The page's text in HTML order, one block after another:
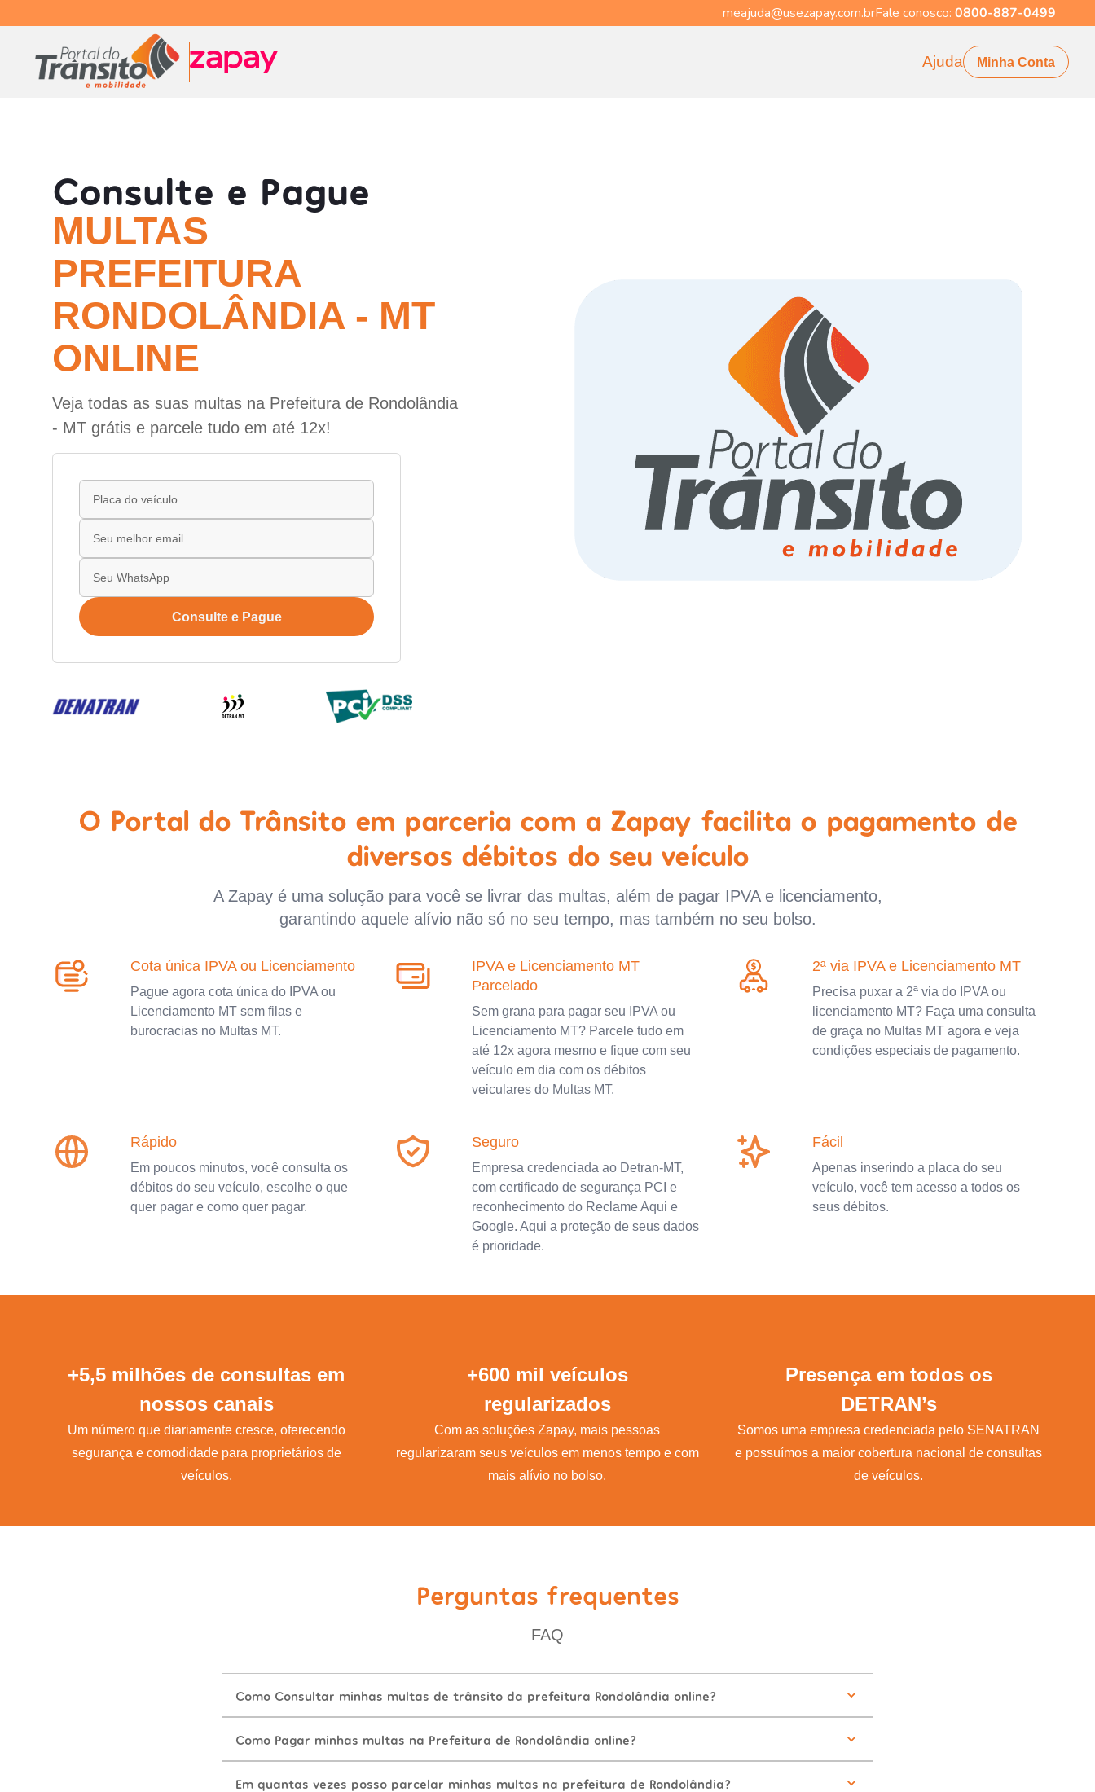
meajuda@usezapay.com.brFale conosco: 0800-887-0499
Ajuda Minha Conta
Consulte e Pague
MULTAS
PREFEITURA
RONDOLÂNDIA - MT
ONLINE
Veja todas as suas multas na Prefeitura de Rondolândia
- MT grátis e parcele tudo em até 12x!
Consulte e Pague
O Portal do Trânsito em parceria com a Zapay facilita o pagamento de
diversos débitos do seu veículo
A Zapay é uma solução para você se livrar das multas, além de pagar IPVA e licenciamento,
garantindo aquele alívio não só no seu tempo, mas também no seu bolso.
Cota única IPVA ou Licenciamento
Pague agora cota única do IPVA ou
Licenciamento MT sem filas e
burocracias no Multas MT.
IPVA e Licenciamento MT
Parcelado
Sem grana para pagar seu IPVA ou
Licenciamento MT? Parcele tudo em
até 12x agora mesmo e fique com seu
veículo em dia com os débitos
veiculares do Multas MT.
2ª via IPVA e Licenciamento MT
Precisa puxar a 2ª via do IPVA ou
licenciamento MT? Faça uma consulta
de graça no Multas MT agora e veja
condições especiais de pagamento.
Rápido
Em poucos minutos, você consulta os
débitos do seu veículo, escolhe o que
quer pagar e como quer pagar.
Seguro
Empresa credenciada ao Detran-MT,
com certificado de segurança PCI e
reconhecimento do Reclame Aqui e
Google. Aqui a proteção de seus dados
é prioridade.
Fácil
Apenas inserindo a placa do seu
veículo, você tem acesso a todos os
seus débitos.
+5,5 milhões de consultas em
nossos canais
Um número que diariamente cresce, oferecendo
segurança e comodidade para proprietários de
veículos.
+600 mil veículos
regularizados
Com as soluções Zapay, mais pessoas
regularizaram seus veículos em menos tempo e com
mais alívio no bolso.
Presença em todos os
DETRAN’s
Somos uma empresa credenciada pelo SENATRAN
e possuímos a maior cobertura nacional de consultas
de veículos.
Perguntas frequentes
FAQ
Como Consultar minhas multas de trânsito da prefeitura Rondolândia online?
Como Pagar minhas multas na Prefeitura de Rondolândia online?
Em quantas vezes posso parcelar minhas multas na prefeitura de Rondolândia?